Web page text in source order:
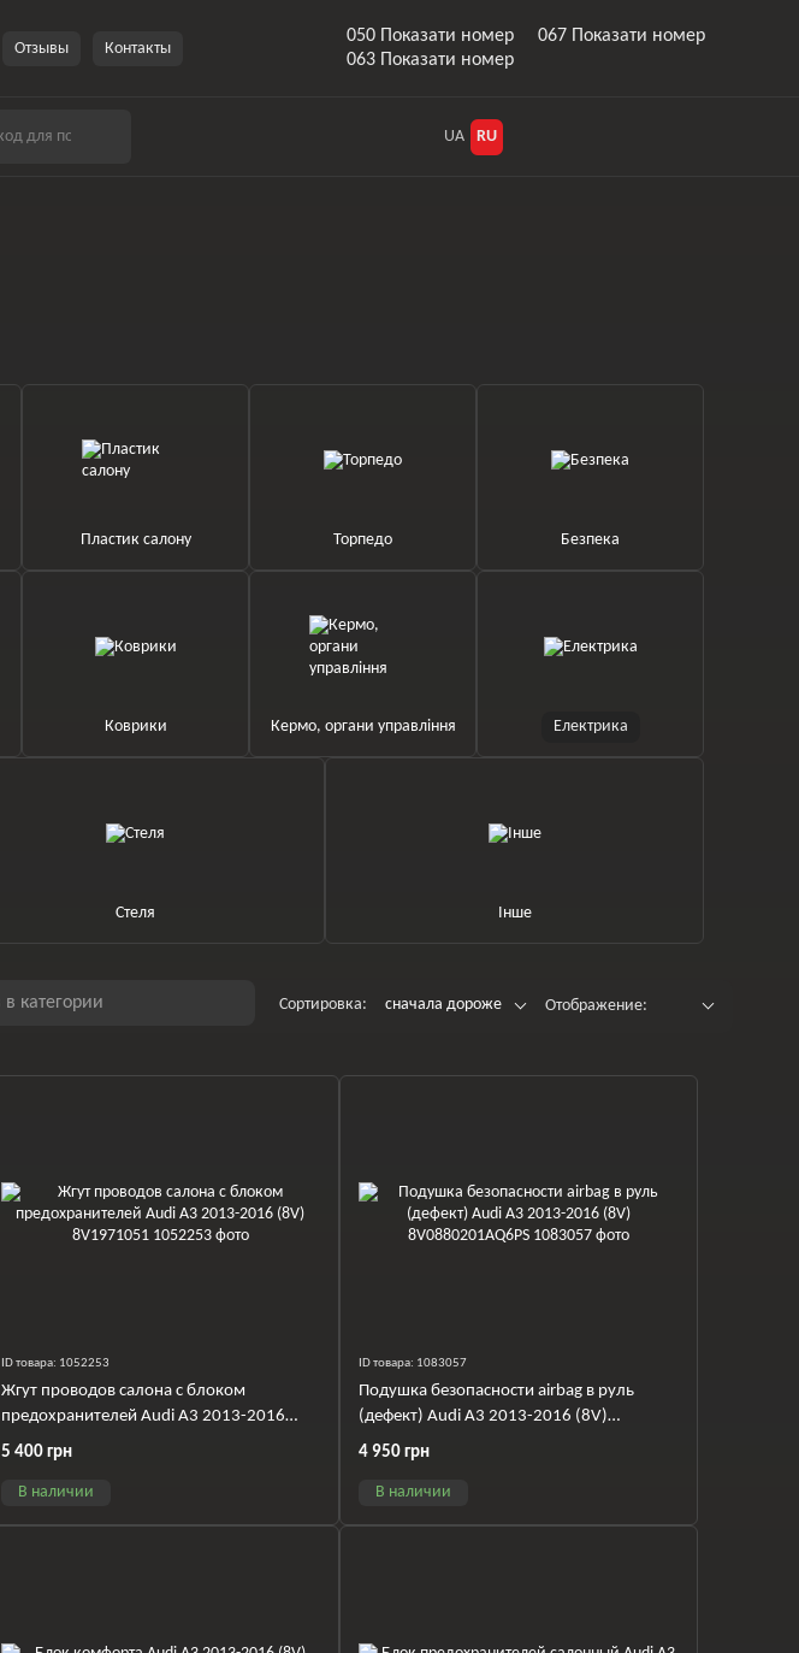
Отзывы Контакты
050 Показати номер
067 Показати номер
063 Показати номер
UA RU
Пластик салону Торпедо Безпека
Коврики Кермо, органи управління Електрика
Стеля Інше
Сортировка: сначала дороже Отображение:
ID товара: 1052253
Жгут проводов салона с блоком
предохранителей Audi A3 2013-2016
(8V) 8V1971051
5 400 грн
В наличии
ID товара: 1083057
Подушка безопасности airbag в руль
(дефект) Audi A3 2013-2016 (8V)
8V0880201AQ6PS
4 950 грн
В наличии